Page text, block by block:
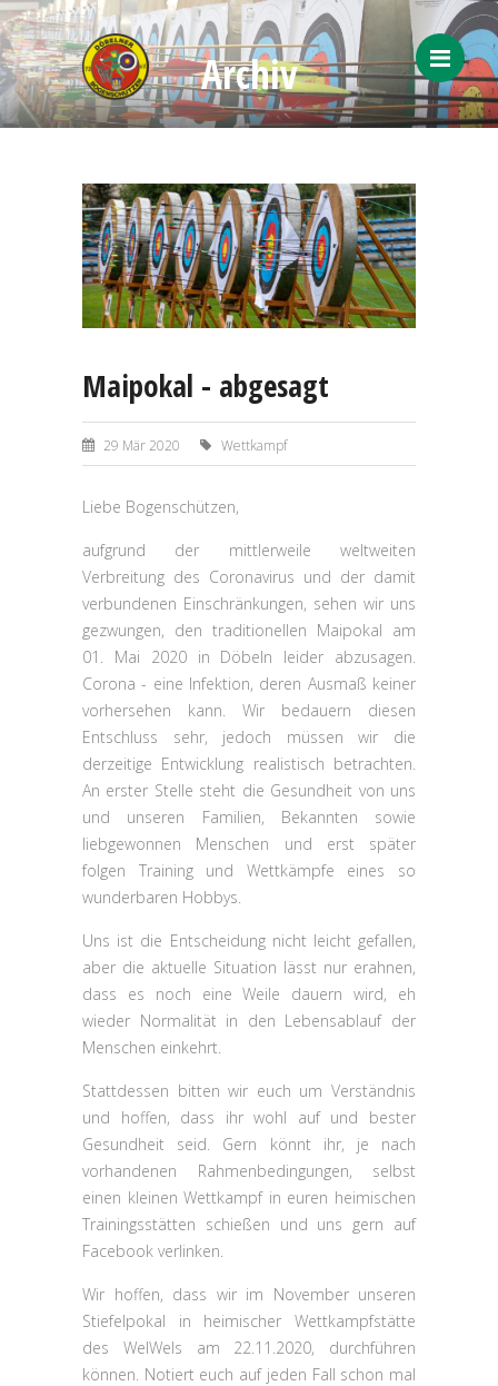
Menü
Archiv
Maipokal - abgesagt
29 Mär 2020 Wettkampf
Liebe Bogenschützen,
aufgrund der mittlerweile weltweiten
Verbreitung des Coronavirus und der damit
verbundenen Einschränkungen, sehen wir uns
gezwungen, den traditionellen Maipokal am
01. Mai 2020 in Döbeln leider abzusagen.
Corona - eine Infektion, deren Ausmaß keiner
vorhersehen kann. Wir bedauern diesen
Entschluss sehr, jedoch müssen wir die
derzeitige Entwicklung realistisch betrachten.
An erster Stelle steht die Gesundheit von uns
und unseren Familien, Bekannten sowie
liebgewonnen Menschen und erst später
folgen Training und Wettkämpfe eines so
wunderbaren Hobbys.
Uns ist die Entscheidung nicht leicht gefallen,
aber die aktuelle Situation lässt nur erahnen,
dass es noch eine Weile dauern wird, eh
wieder Normalität in den Lebensablauf der
Menschen einkehrt.
Stattdessen bitten wir euch um Verständnis
und hoffen, dass ihr wohl auf und bester
Gesundheit seid. Gern könnt ihr, je nach
vorhandenen Rahmenbedingungen, selbst
einen kleinen Wettkampf in euren heimischen
Trainingsstätten schießen und uns gern auf
Facebook verlinken.
Wir hoffen, dass wir im November unseren
Stiefelpokal in heimischer Wettkampfstätte
des WelWels am 22.11.2020, durchführen
können. Notiert euch auf jeden Fall schon mal